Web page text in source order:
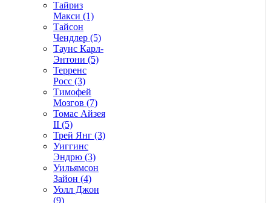
Тайриз
Макси (1)
Тайсон
Чендлер (5)
Таунс Карл-
Энтони (5)
Терренс
Росс (3)
Тимофей
Мозгов (7)
Томас Айзея
II (5)
Трей Янг (3)
Уиггинс
Эндрю (3)
Уильямсон
Зайон (4)
Уолл Джон
(9)